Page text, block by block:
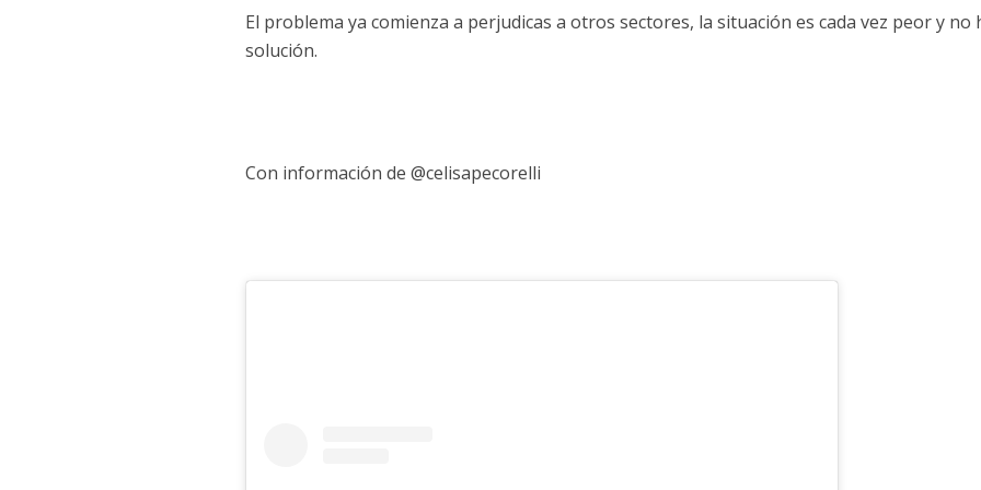
El problema ya comienza a perjudicas a otros sectores, la situación es cada vez peor y no
solución.
Con información de @celisapecorelli